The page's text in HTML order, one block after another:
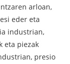
arloan,
eder eta
industrian,
eta piezak
presio